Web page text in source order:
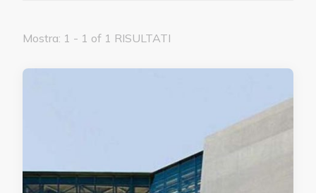
Mostra: 1 - 1 of 1 RISULTATI